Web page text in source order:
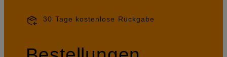
30 Tage kostenlose Rückgabe